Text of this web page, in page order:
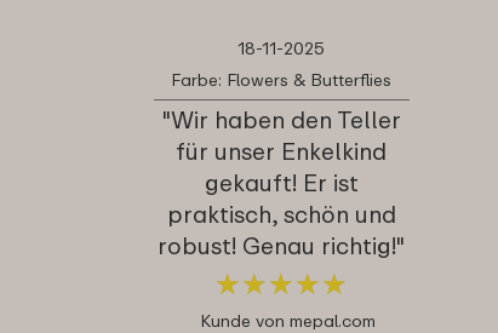
18-11-2025
Farbe: Flowers & Butterflies
"Wir haben den Teller
für unser Enkelkind
gekauft! Er ist
praktisch, schön und
robust! Genau richtig!"
★★★★★
★★★★★
Kunde von mepal.com